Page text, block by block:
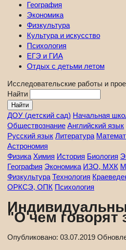
География
Экономика
Физкультура
Культура и искусство
Психология
ЕГЭ и ГИА
Отдых с детьми летом
Исследовательские работы и
Найти
ДОУ (детский сад) Начальная
Обществознание Английский язык
Русский язык Литература
Астрономия
Физика Химия История Биология
География Экономика ИЗО, МХК
Физкультура Технология
ОРКСЭ, ОПК Психология
"О чем говорят
Опубликовано: 03.07.2019